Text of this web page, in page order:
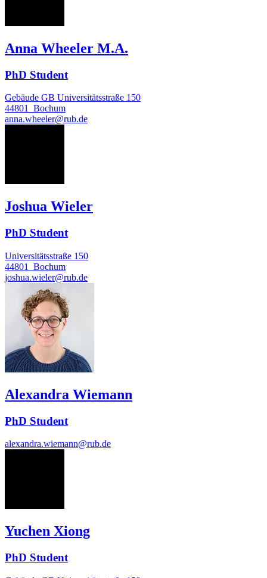
Anna Wheeler M.A.
PhD Student
Gebäude GB Universitätsstraße 150
44801
Bochum
anna.wheeler@rub.de
Joshua Wieler
PhD Student
Universitätsstraße 150
44801
Bochum
joshua.wieler@rub.de
Alexandra Wiemann
PhD Student
alexandra.wiemann@rub.de
Yuchen Xiong
PhD Student